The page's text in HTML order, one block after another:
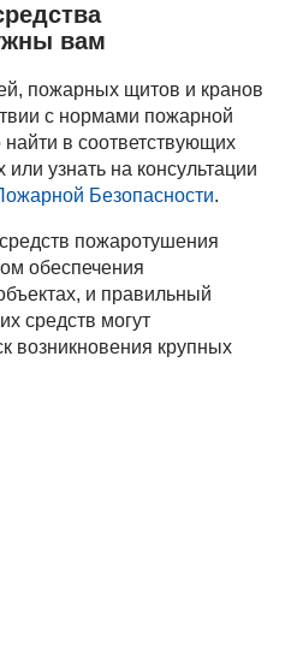
вам
пожарных щитов и кранов
с нормами пожарной
в соответствующих
узнать на консультации
Безопасности.
пожаротушения
обеспечения
и правильный
средств могут
возникновения крупных